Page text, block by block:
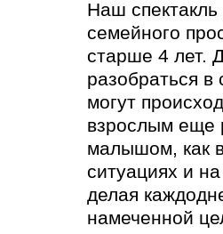
Наш
семейного
старше 4 лет.
разобраться в
могут
взрослым еще
малышом, как
ситуациях и
делая
намеченной